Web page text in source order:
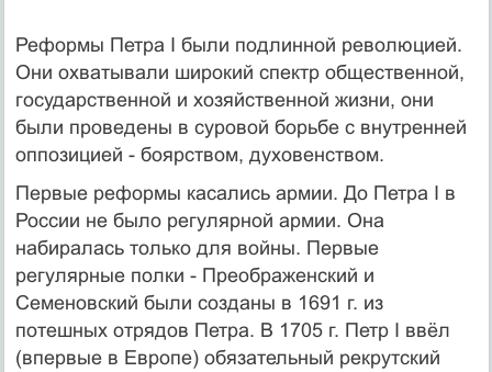
Реформы Петра I были подлинной революцией.
Они охватывали широкий спектр общественной,
государственной и хозяйственной жизни, они
были проведены в суровой борьбе с внутренней
оппозицией - боярством, духовенством.
Первые реформы касались армии. До Петра I в
России не было регулярной армии. Она
набиралась только для войны. Первые
регулярные полки - Преображенский и
Семеновский были созданы в 1691 г. из
потешных отрядов Петра. В 1705 г. Петр I ввёл
(впервые в Европе) обязательный рекрутский